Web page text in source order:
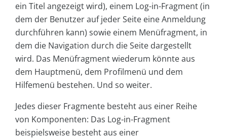
ein Titel angezeigt wird), einem Log-in-Fragment (in
dem der Benutzer auf jeder Seite eine Anmeldung
durchführen kann) sowie einem Menüfragment, in
dem die Navigation durch die Seite dargestellt
wird. Das Menüfragment wiederum könnte aus
dem Hauptmenü, dem Profilmenü und dem
Hilfemenü bestehen. Und so weiter.
Jedes dieser Fragmente besteht aus einer Reihe
von Komponenten: Das Log-in-Fragment
beispielsweise besteht aus einer